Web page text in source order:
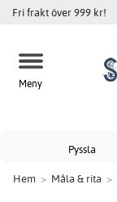
Fri frakt över 999 kr!
Meny
Pyssla
Hem > Måla & rita >